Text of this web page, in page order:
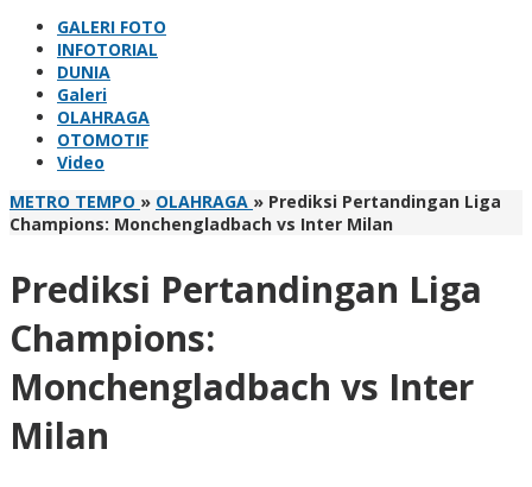
GALERI FOTO
INFOTORIAL
DUNIA
Galeri
OLAHRAGA
OTOMOTIF
Video
METRO TEMPO » OLAHRAGA » Prediksi Pertandingan Liga
Champions: Monchengladbach vs Inter Milan
Prediksi Pertandingan Liga
Champions:
Monchengladbach vs Inter
Milan